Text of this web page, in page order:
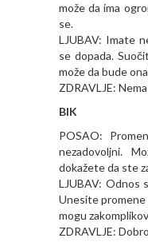
može da ima
se.
LJUBAV: Imate
se dopada.
može da bude
ZDRAVLJE:
BIK
POSAO:
nezadovoljni.
dokažete da ste
LJUBAV: Odnos
Unesite
mogu
ZDRAVLJE: